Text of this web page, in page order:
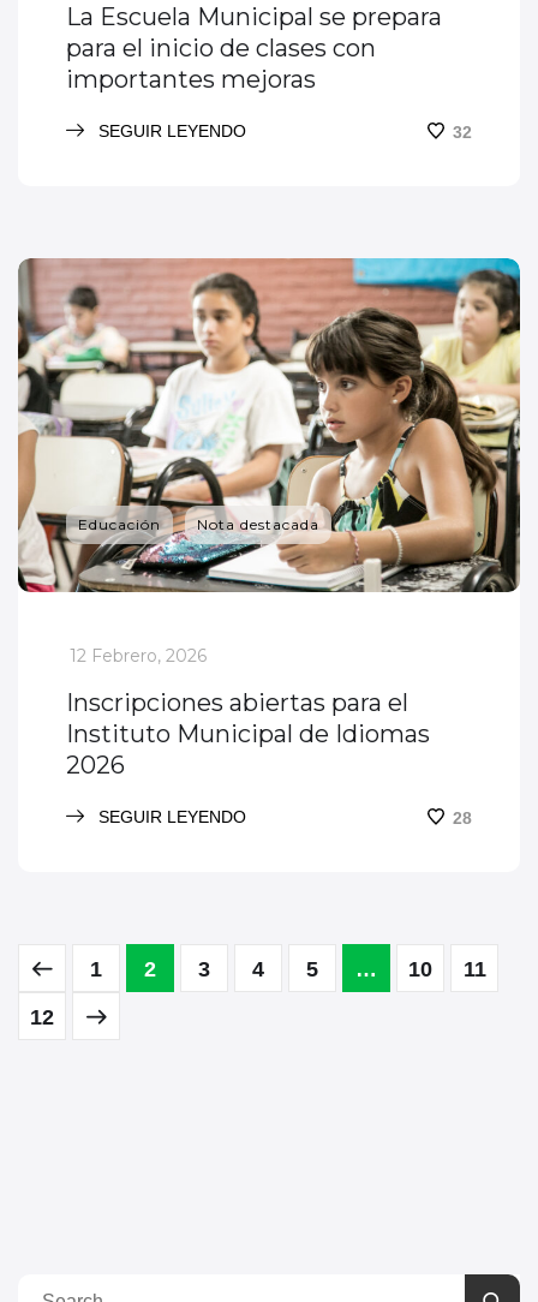
La Escuela Municipal se prepara
para el inicio de clases con
importantes mejoras
SEGUIR LEYENDO 32
Educación Nota destacada
_
12 Febrero, 2026
Inscripciones abiertas para el
Instituto Municipal de Idiomas
2026
SEGUIR LEYENDO 28
1 2 3 4 5 … 10
11
12